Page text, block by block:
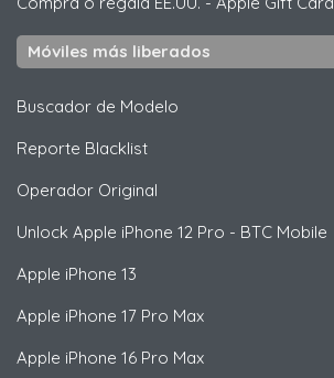
Móviles más liberados
Buscador de Modelo
Reporte Blacklist
Operador Original
Unlock Apple iPhone 12 Pro - BTC Mobile
Apple iPhone 13
Apple iPhone 17 Pro Max
Apple iPhone 16 Pro Max